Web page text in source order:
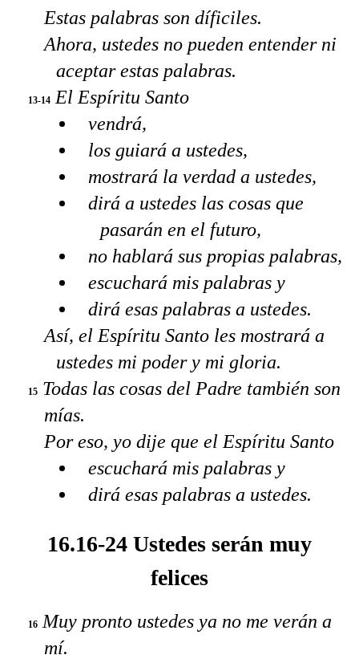
Estas palabras son díficiles.
Ahora, ustedes no pueden entender ni
aceptar estas palabras.
13-14 El Espíritu Santo
vendrá,
los guiará a ustedes,
mostrará la verdad a ustedes,
dirá a ustedes las cosas que
pasarán en el futuro,
no hablará sus propias palabras,
escuchará mis palabras y
dirá esas palabras a ustedes.
Así, el Espíritu Santo les mostrará a
ustedes mi poder y mi gloria.
15 Todas las cosas del Padre también son
mías.
Por eso, yo dije que el Espíritu Santo
escuchará mis palabras y
dirá esas palabras a ustedes.
16.16-24 Ustedes serán muy
felices
16 Muy pronto ustedes ya no me verán a
mí.